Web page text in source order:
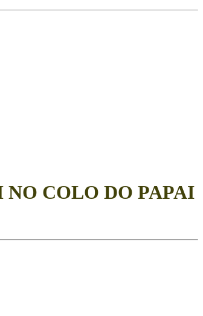
NO COLO DO PAPAI